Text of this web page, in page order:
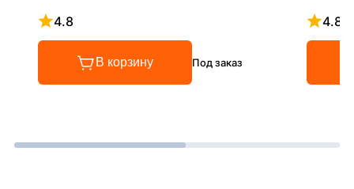
4.8
Рейтинг 4.8 из 5
В корзину Под заказ
4.8